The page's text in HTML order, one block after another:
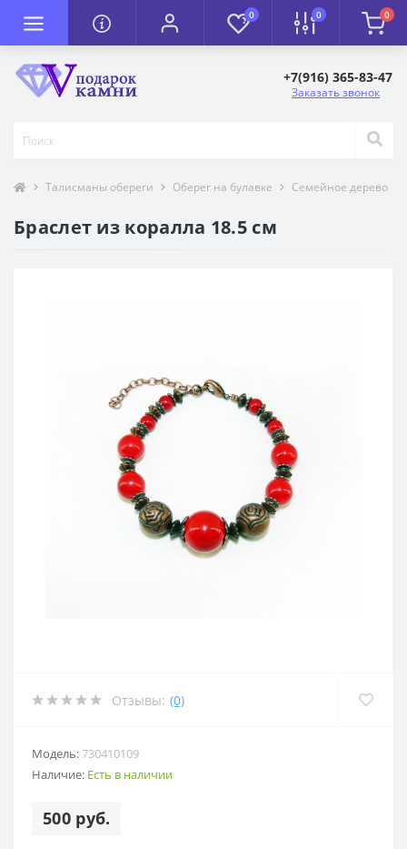
0 0 0
+7(916) 365-83-47
Заказать звонок
Талисманы обереги Оберег на булавке Семейное дерево
Браслет из коралла 18.5 см
Отзывы: (0)
Модель:730410109
Наличие: Есть в наличии
500 руб.